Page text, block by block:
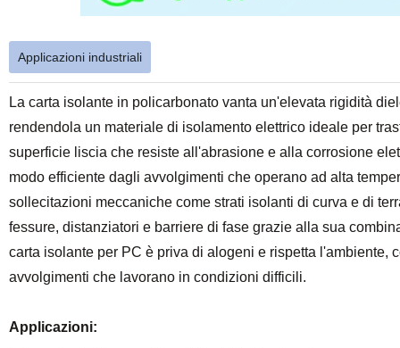
Applicazioni industriali
La carta isolante in policarbonato vanta un'elevata rigidità
rendendola un materiale di isolamento elettrico ideale per
superficie liscia che resiste all'abrasione e alla corrosione
modo efficiente dagli avvolgimenti che operano ad alta
sollecitazioni meccaniche come strati isolanti di curva e di
fessure, distanziatori e barriere di fase grazie alla sua
carta isolante per PC è priva di alogeni e rispetta
avvolgimenti che lavorano in condizioni difficili.
Applicazioni: